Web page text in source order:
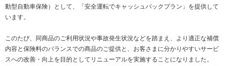
動型自動車保険）として、「安全運転でキャッシュバックプラン」を提供して
います。
このたび、同商品のご利用状況や事故発生状況などを踏まえ、より適正な補償
内容と保険料のバランスでの商品のご提供と、お客さまに分かりやすいサービ
スへの改善・向上を目的としてリニューアルを実施することになりました。